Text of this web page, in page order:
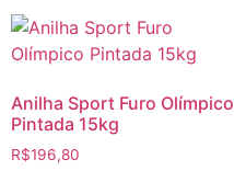
Anilha Sport Furo Olímpico
Pintada 15kg
R$196,80